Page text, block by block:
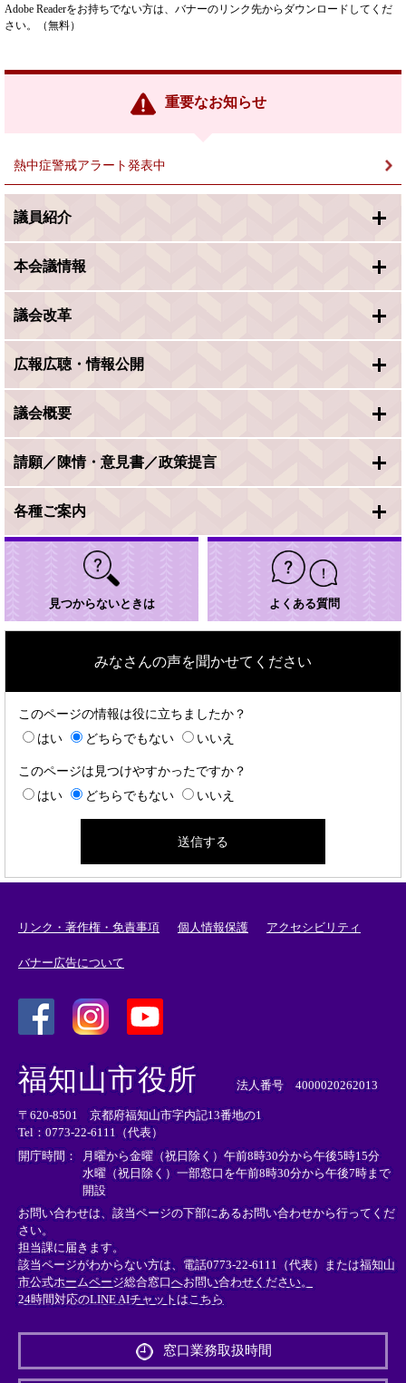
Adobe Readerをお持ちでない方は、バナーのリンク先からダウンロードしてくだ
さい。（無料）
重要なお知らせ
熱中症警戒アラート発表中
議員紹介
本会議情報
議会改革
広報広聴・情報公開
議会概要
請願／陳情・意見書／政策提言
各種ご案内
見つからないときは よくある質問
みなさんの声を聞かせてください
このページの情報は役に立ちましたか？
はい
どちらでもない いいえ
このページは見つけやすかったですか？
はい
どちらでもない いいえ
リンク・著作権・免責事項 個人情報保護 アクセシビリティ
バナー広告について
外
部
リ
ン
ク
＞
外
リ
ン
ク
＞
外
部
ン
ク
＞
福知山市役所 法人番号 4000020262013
〒620-8501 京都府福知山市字内記13番地の1
Tel：0773-22-6111（代表）
開庁時間：
月曜から金曜（祝日除く）午前8時30分から午後5時15分
水曜（祝日除く）一部窓口を午前8時30分から午後7時まで
開設
お問い合わせは、該当ページの下部にあるお問い合わせから行ってくだ
さい。
担当課に届きます。
該当ページがわからない方は、電話0773-22-6111（代表）または福知山
市公式ホームページ総合窓口へお問い合わせください。
24時間対応のLINE AIチャットはこちら
外
リ
窓口業務取扱時間